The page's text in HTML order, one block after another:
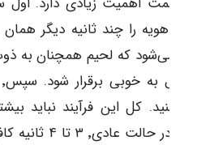
و هویه را چند ثانیه دیگر
می‌شود که لحیم همچنان به
بکشد. در حالت